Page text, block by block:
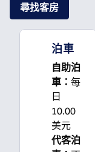
尋找客房
泊車
自助泊
車 ： 每
日
10.00
美元
代客泊